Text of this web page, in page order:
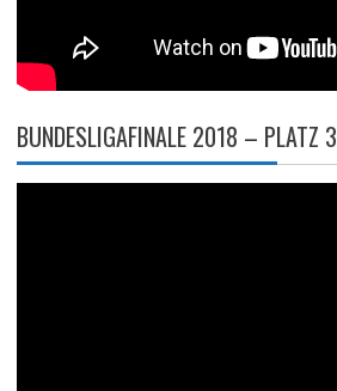
BUNDESLIGAFINALE 2018 – PLATZ 3